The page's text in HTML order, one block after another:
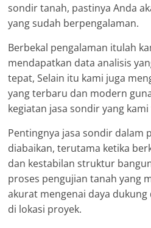
sondir tanah, pastinya Anda
yang sudah berpengalaman.
Berbekal pengalaman itulah
mendapatkan data analisis
tepat, Selain itu kami juga
yang terbaru dan modern
kegiatan jasa sondir yang
Pentingnya jasa sondir dalam
diabaikan, terutama ketika
dan kestabilan struktur
proses pengujian tanah yang
akurat mengenai daya
di lokasi proyek.